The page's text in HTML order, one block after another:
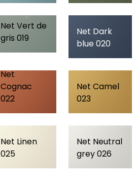
Net Vert de
gris 019
Net Dark
blue 020
Net
Cognac
022
Net Camel
023
Net Linen
025
Net Neutral
grey 026